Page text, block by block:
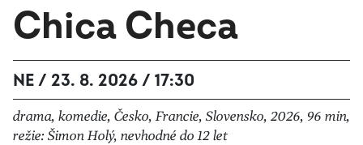
Chica Checa
NE / 23. 8. 2026 / 17:30
drama, komedie, Česko, Francie, Slovensko, 2026, 96 min,
režie: Šimon Holý, nevhodné do 12 let